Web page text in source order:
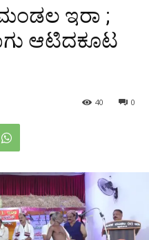
ಇರಾ ;
ಆಟಿದಕೂಟ
0
40